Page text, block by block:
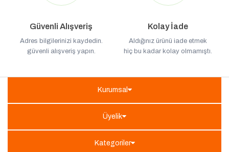
Güvenli Alışveriş
Adres bilgilerinizi kaydedin.
güvenli alışveriş yapın.
Kolay İade
Aldığınız ürünü iade etmek
hiç bu kadar kolay olmamıştı.
Kurumsal
Üyelik
Kategoriler